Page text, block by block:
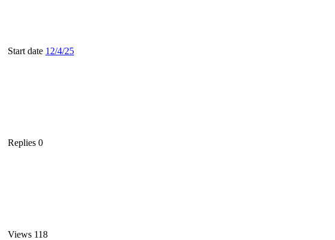
Start date 12/4/25
Replies 0
Views 118